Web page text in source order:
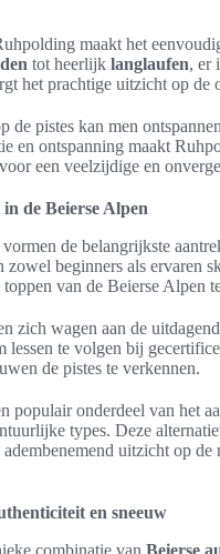
maakt het
tot heerlijk langlaufen, er
het prachtige uitzicht op
de pistes kan men
en ontspanning maakt
een veelzijdige en
de Beierse Alpen
vormen de belangrijkste
zowel beginners als ervaren
van de Beierse Alpen
zich wagen aan de
te volgen bij
de pistes te verkennen.
populair onderdeel van het
types. Deze
uitzicht op
en sneeuw